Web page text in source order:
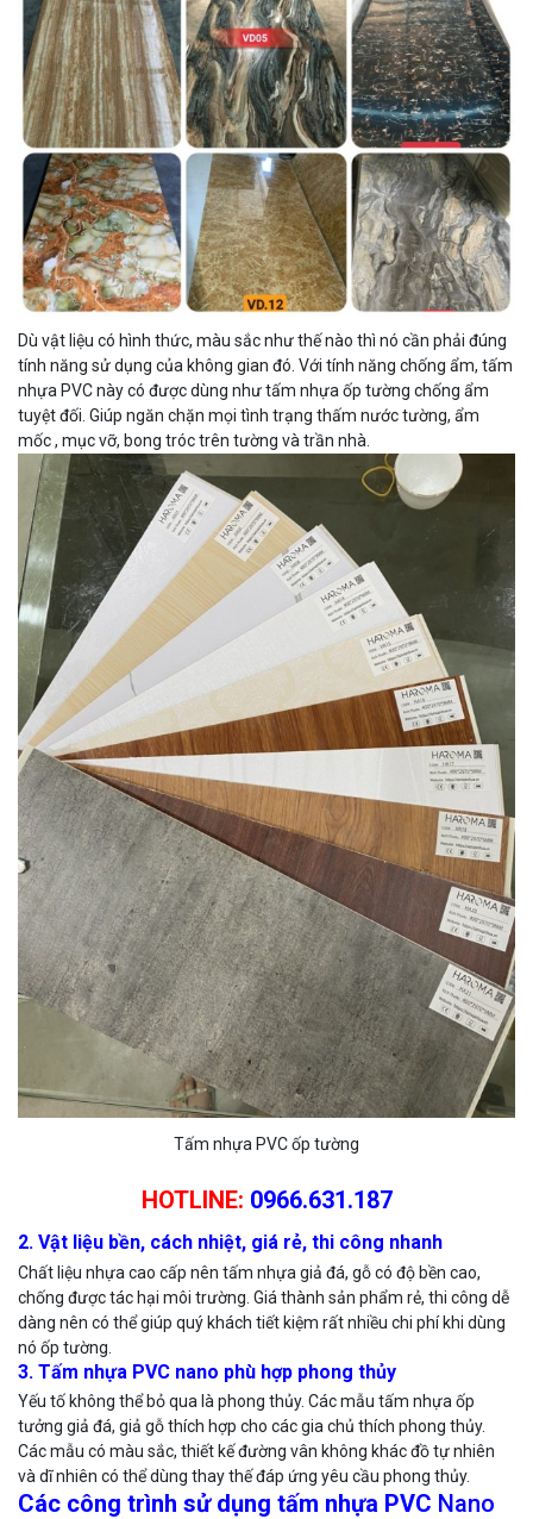
Dù vật liệu có hình thức, màu sắc như thế nào thì nó cần phải đúng
tính năng sử dụng của không gian đó. Với tính năng chống ẩm, tấm
nhựa PVC này có được dùng như tấm nhựa ốp tường chống ẩm
tuyệt đối. Giúp ngăn chặn mọi tình trạng thấm nước tường, ẩm
mốc , mục vỡ, bong tróc trên tường và trần nhà.
Tấm nhựa PVC ốp tường
HOTLINE: 0966.631.187
2. Vật liệu bền, cách nhiệt, giá rẻ, thi công nhanh
Chất liệu nhựa cao cấp nên tấm nhựa giả đá, gỗ có độ bền cao,
chống được tác hại môi trường. Giá thành sản phẩm rẻ, thi công dễ
dàng nên có thể giúp quý khách tiết kiệm rất nhiều chi phí khi dùng
nó ốp tường.
3. Tấm nhựa PVC nano phù hợp phong thủy
Yếu tố không thể bỏ qua là phong thủy. Các mẫu tấm nhựa ốp
tưởng giả đá, giả gỗ thích hợp cho các gia chủ thích phong thủy.
Các mẫu có màu sắc, thiết kế đường vân không khác đồ tự nhiên
và dĩ nhiên có thể dùng thay thế đáp ứng yêu cầu phong thủy.
Các công trình sử dụng tấm nhựa PVC Nano